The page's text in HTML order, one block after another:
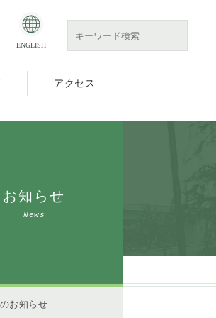
ENGLISH
アクセス
お知らせ
News
お知らせ